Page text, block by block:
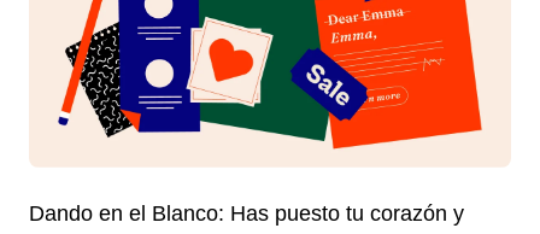
Dando en el Blanco: Has puesto tu corazón y